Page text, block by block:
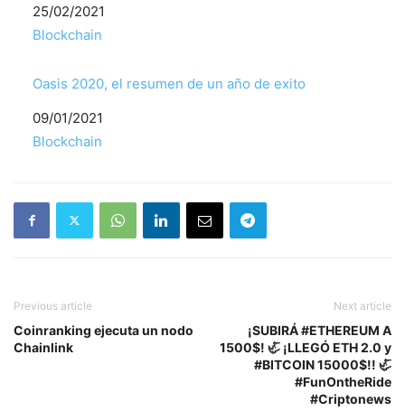
Fecha
25/02/2021
Respecto a
Blockchain
Oasis 2020, el resumen de un año de exito
Fecha
09/01/2021
Respecto a
Blockchain
Previous article
Coinranking ejecuta un nodo
Chainlink
Next article
¡SUBIRÁ #ETHEREUM A
1500$! 🦏 ¡LLEGÓ ETH 2.0 y
#BITCOIN 15000$!! 🦏
#FunOntheRide
#Criptonews